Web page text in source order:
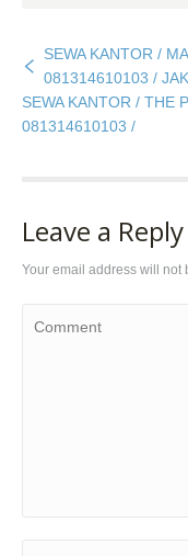
SEWA KANTOR /
081314610103 /
SEWA KANTOR / THE
081314610103 /
Leave a Reply
Your email address will not